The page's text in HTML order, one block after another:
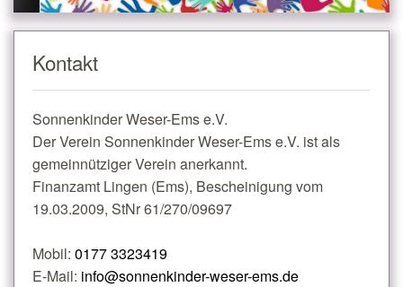
Ihre Spende
Kontakt
Kontakt
Sonnenkinder Weser-Ems e.V.
Der Verein Sonnenkinder Weser-Ems e.V. ist als
gemeinnütziger Verein anerkannt.
Finanzamt Lingen (Ems), Bescheinigung vom
19.03.2009, StNr 61/270/09697
Mobil: 0177 3323419
E-Mail: info@sonnenkinder-weser-ems.de